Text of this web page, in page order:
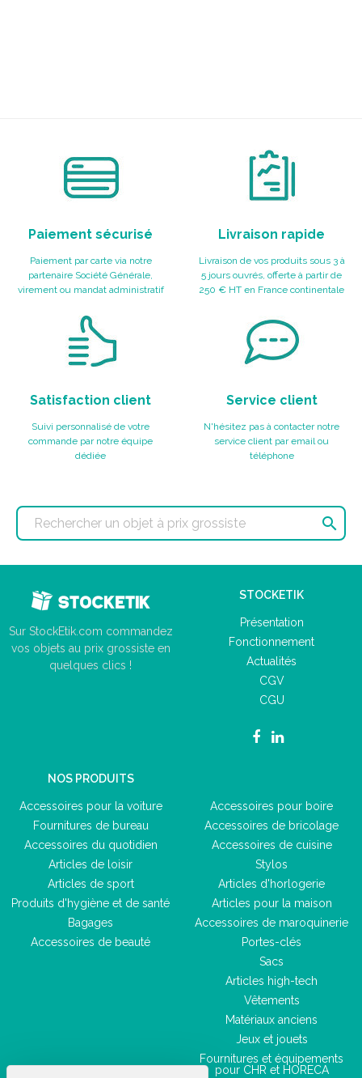
Paiement sécurisé
Paiement par carte via notre
partenaire Société Générale,
virement ou mandat administratif
Livraison rapide
Livraison de vos produits sous 3 à
5 jours ouvrés, offerte à partir de
250 € HT en France continentale
Satisfaction client
Suivi personnalisé de votre
commande par notre équipe
dédiée
Service client
N'hésitez pas à contacter notre
service client par email ou
téléphone

Sur StockEtik.com commandez
vos objets au prix grossiste en
quelques clics !
STOCKETIK
Présentation
Fonctionnement
Actualités
CGV
CGU
NOS PRODUITS
Accessoires pour la voiture
Fournitures de bureau
Accessoires du quotidien
Articles de loisir
Articles de sport
Produits d'hygiène et de santé
Bagages
Accessoires de beauté
Accessoires pour boire
Accessoires de bricolage
Accessoires de cuisine
Stylos
Articles d'horlogerie
Articles pour la maison
Accessoires de maroquinerie
Portes-clés
Sacs
Articles high-tech
Vêtements
Matériaux anciens
Jeux et jouets
Fournitures et équipements
pour CHR et HORECA